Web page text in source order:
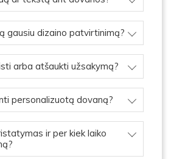
gausiu dizaino patvirtinimą?
arba atšaukti užsakymą?
personalizuotą dovaną?
ir per kiek laiko